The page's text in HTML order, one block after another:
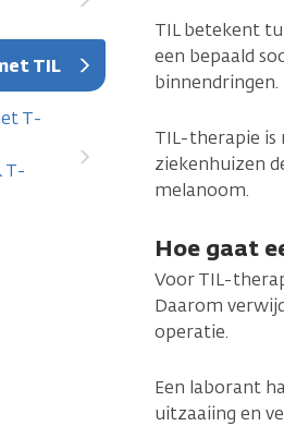
TIL
T-
T-
TIL betekent
een bepaald
binnendringen.
TIL-therapie is
ziekenhuizen
melanoom.
Hoe gaat
Voor TIL-
Daarom
operatie.
Een laborant
uitzaaiing en